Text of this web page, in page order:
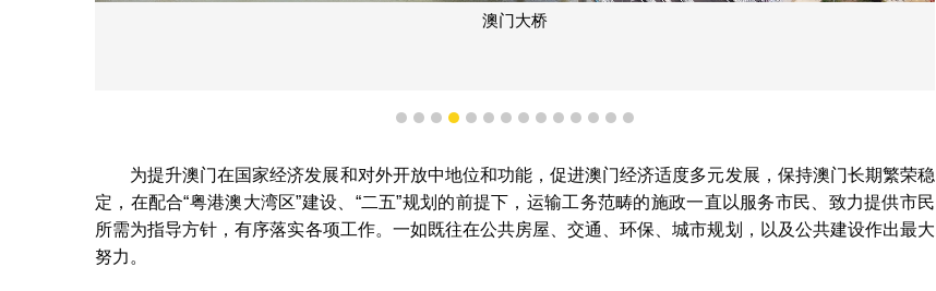
澳门大桥
1 2 3 4 5 6 7 8 9 1011121314
为提升澳门在国家经济发展和对外开放中地位和功能，促进澳门经济适度多元发展，保持澳门长期繁荣稳
定，在配合“粤港澳大湾区”建设、“二五”规划的前提下，运输工务范畴的施政一直以服务市民、致力提供市民
所需为指导方针，有序落实各项工作。一如既往在公共房屋、交通、环保、城市规划，以及公共建设作出最大
努力。